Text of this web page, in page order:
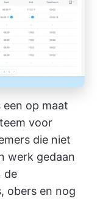
een op maat
voor
die niet
werk gedaan
de
obers en nog